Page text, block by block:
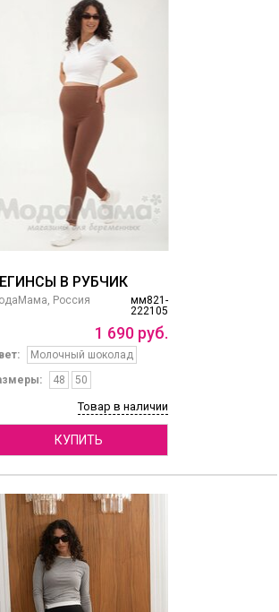
В РУБЧИК
мм821-
222105
Россия
1 690 руб.
Молочный шоколад
48 50
Товар в наличии
КУПИТЬ